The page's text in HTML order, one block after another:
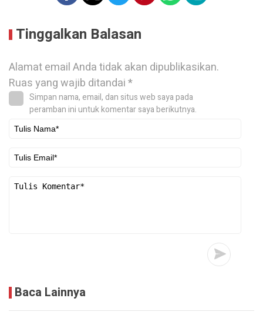
Tinggalkan Balasan
Alamat email Anda tidak akan dipublikasikan.
Ruas yang wajib ditandai*
Simpan nama, email, dan situs web saya pada
peramban ini untuk komentar saya berikutnya.
Baca Lainnya